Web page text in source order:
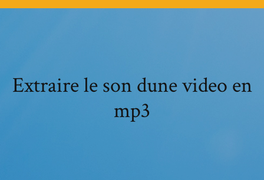
Extraire le son dune video en
mp3